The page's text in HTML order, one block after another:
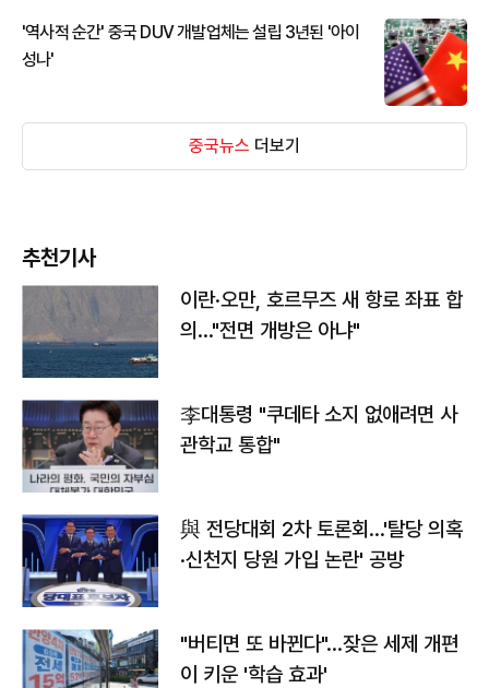
'역사적 순간' 중국 DUV 개발업체는 설립 3년된 '아이
성나'
중국뉴스 더보기
추천기사
이란·오만, 호르무즈 새 항로 좌표 합
의…"전면 개방은 아냐"
李대통령 "쿠데타 소지 없애려면 사
관학교 통합"
與 전당대회 2차 토론회…'탈당 의혹
·신천지 당원 가입 논란' 공방
"버티면 또 바뀐다"…잦은 세제 개편
이 키운 '학습 효과'